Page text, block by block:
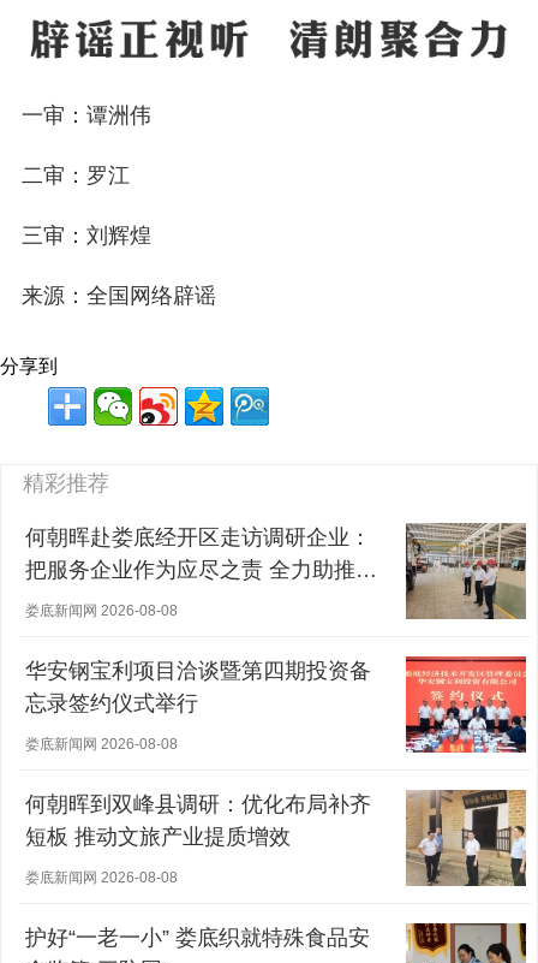
一审：谭洲伟
二审：罗江
三审：刘辉煌
来源：全国网络辟谣
分享到
精彩推荐
何朝晖赴娄底经开区走访调研企业：
把服务企业作为应尽之责 全力助推经
营主体稳健发展
娄底新闻网 2026-08-08
华安钢宝利项目洽谈暨第四期投资备
忘录签约仪式举行
娄底新闻网 2026-08-08
何朝晖到双峰县调研：优化布局补齐
短板 推动文旅产业提质增效
娄底新闻网 2026-08-08
护好“一老一小” 娄底织就特殊食品安